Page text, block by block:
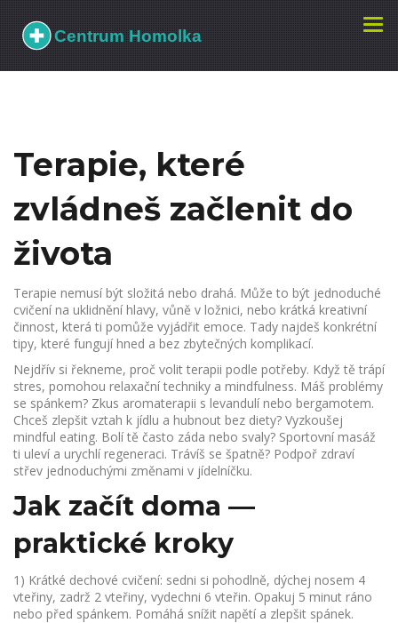
Terapie, které
zvládneš začlenit do
života
Terapie nemusí být složitá nebo drahá. Může to být jednoduché
cvičení na uklidnění hlavy, vůně v ložnici, nebo krátká kreativní
činnost, která ti pomůže vyjádřit emoce. Tady najdeš konkrétní
tipy, které fungují hned a bez zbytečných komplikací.
Nejdřív si řekneme, proč volit terapii podle potřeby. Když tě trápí
stres, pomohou relaxační techniky a mindfulness. Máš problémy
se spánkem? Zkus aromaterapii s levandulí nebo bergamotem.
Chceš zlepšit vztah k jídlu a hubnout bez diety? Vyzkoušej
mindful eating. Bolí tě často záda nebo svaly? Sportovní masáž
ti uleví a urychlí regeneraci. Trávíš se špatně? Podpoř zdraví
střev jednoduchými změnami v jídelníčku.
Jak začít doma —
praktické kroky
1) Krátké dechové cvičení: sedni si pohodlně, dýchej nosem 4
vteřiny, zadrž 2 vteřiny, vydechni 6 vteřin. Opakuj 5 minut ráno
nebo před spánkem. Pomáhá snížit napětí a zlepšit spánek.